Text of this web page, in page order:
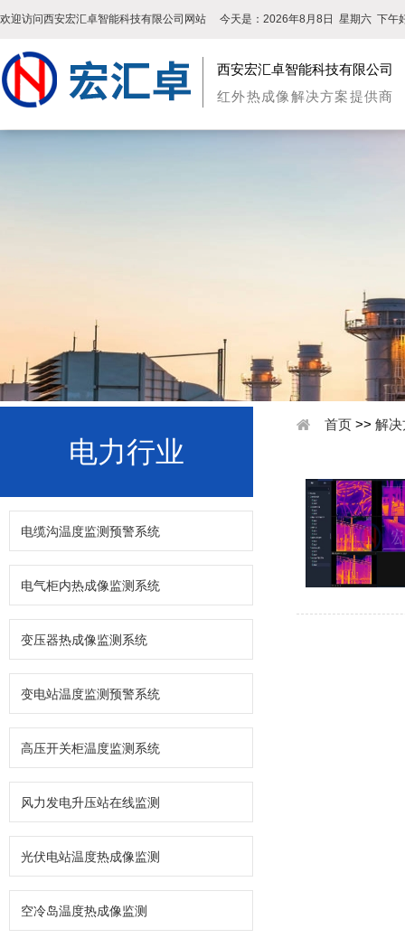
欢迎访问西安宏汇卓智能科技有限公司网站 今天是： 2026年8月8日 星期六 下午
西安宏汇卓智能科技有限公司
红外热成像解决方案提供商
电力行业
电缆沟温度监测预警系统
电气柜内热成像监测系统
变压器热成像监测系统
变电站温度监测预警系统
高压开关柜温度监测系统
风力发电升压站在线监测
光伏电站温度热成像监测
空冷岛温度热成像监测
首页 >> 解